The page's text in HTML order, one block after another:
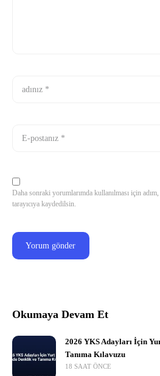
Daha sonraki yorumlarımda kullanılması için
tarayıcıya kaydedilsin.
Okumaya Devam Et
2026 YKS Adayları İçin
Tanıma Kılavuzu
18 SAAT ÖNCE